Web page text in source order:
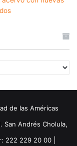
de las Américas
San Andrés Cholula,
222 229 20 00 |